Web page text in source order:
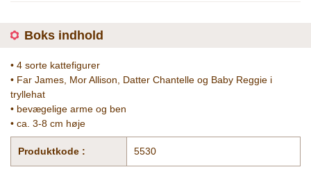
Boks indhold
• 4 sorte kattefigurer
• Far James, Mor Allison, Datter Chantelle og Baby Reggie i
tryllehat
• bevægelige arme og ben
• ca. 3-8 cm høje
Produktkode : 5530